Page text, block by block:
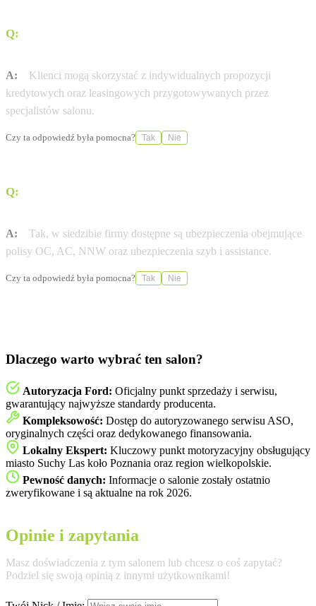
Q:
A:
Klienci mogą skorzystać z indywidualnych propozycji
kredytowych oraz leasingowych przygotowywanych przez
specjalistów salonu.
Czy ta odpowiedź była pomocna? Tak Nie
Q:
A:
Tak, w siedzibie firmy dostępne są ubezpieczenia obejmujące
polisy OC, AC, NNW oraz ubezpieczenia szyb i assistance.
Czy ta odpowiedź była pomocna? Tak Nie
Dlaczego warto wybrać ten salon?
Autoryzacja Ford: Oficjalny punkt sprzedaży i serwisu,
gwarantujący najwyższe standardy producenta.
Kompleksowość: Dostęp do autoryzowanego serwisu ASO,
oryginalnych części oraz dedykowanego finansowania.
Lokalny Ekspert: Kluczowy punkt motoryzacyjny obsługujący
miasto Suchy Las koło Poznania oraz region wielkopolskie.
Pewność danych: Informacje o salonie zostały ostatnio
zweryfikowane i są aktualne na rok 2026.
Opinie i zapytania
Masz doświadczenia z tym salonem lub chcesz o coś zapytać?
Podziel się swoją opinią z innymi użytkownikami!